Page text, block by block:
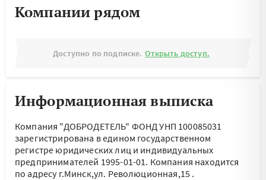
Компании рядом
Доступно по подписке. Открыть доступ.
Информационная выписка
Компания "ДОБРОДЕТЕЛЬ" ФОНД УНП 100085031
зарегистрирована в едином государственном
регистре юридических лиц и индивидуальных
предпринимателей 1995-01-01. Компания находится
по адресу г.Минск,ул. Революционная,15 .